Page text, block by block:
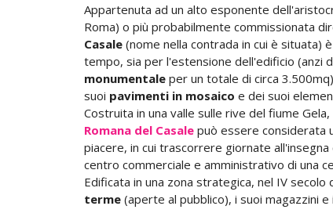
Appartenuta ad un alto esponente
Roma) o più probabilmente commissionata
Casale (nome nella contrada in cui è situata)
tempo, sia per l'estensione dell'edificio (anzi
monumentale per un totale di circa
suoi pavimenti in mosaico e dei suoi
Costruita in una valle sulle rive del fiume
Romana del Casale può essere considerata
piacere, in cui trascorrere giornate
centro commerciale e amministrativo di una
Edificata in una zona strategica, nel IV secolo
terme (aperte al pubblico), i suoi magazzini